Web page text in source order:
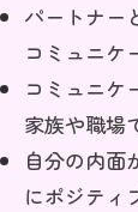
パートナー
コミュニケ
コミュニケ
家族や職場
自分の内面
にポジティ